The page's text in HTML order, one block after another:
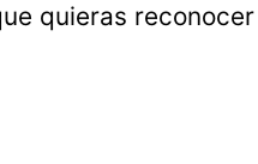
quieras